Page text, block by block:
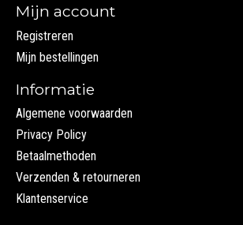
Mijn account
Registreren
Mijn bestellingen
Informatie
Algemene voorwaarden
Privacy Policy
Betaalmethoden
Verzenden & retourneren
Klantenservice